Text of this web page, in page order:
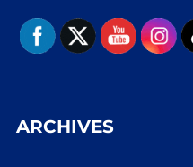
ARCHIVES